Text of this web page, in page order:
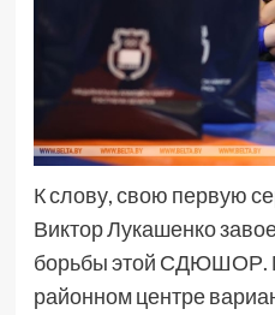
К слову, свою первую
Виктор Лукашенко
борьбы этой СДЮШОР.
районном центре